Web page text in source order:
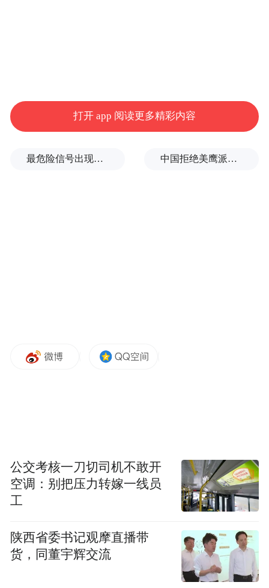
打开 app 阅读更多精彩内容
最危险信号出现！全球能源大动脉岌岌可危 中国拒绝美鹰派副防长访华？弦外之音被热议
公交考核一刀切司机不敢开
空调：别把压力转嫁一线员
工
陕西省委书记观摩直播带
货，同董宇辉交流